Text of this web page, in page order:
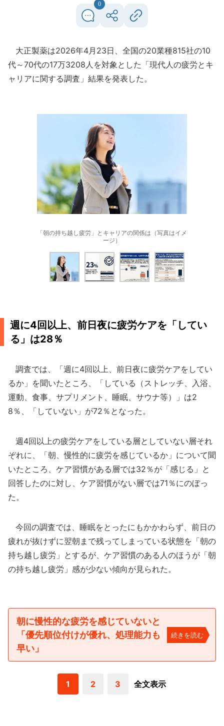
0
大正製薬は2026年4月23日、全国の20業種815社の10
代～70代の17万3208人を対象とした「現代人の疲労とキ
ャリアに関する調査」結果を発表した。
「朝の持ち越し疲労」とキャリアの関係は（写真はイメ
ージ）
週に4回以上、前日夜に疲労ケアを「してい
る」は28％
調査では、「週に4回以上、前日夜に疲労ケアをしてい
るか」を聞いたところ、「している（ストレッチ、入浴、
運動、食事、サプリメント、睡眠、サウナ等）」は2
8％、「していない」が72％となった。
週4回以上の疲労ケアをしている層としていない層それ
ぞれに、「朝、慢性的に疲労を感じているか」について聞
いたところ、ケア習慣がある層では32％が「感じる」と
回答したのに対し、ケア習慣がない層では71％にのぼっ
た。
今回の調査では、睡眠をとったにもかかわらず、前日の
疲れが抜けずに翌朝まで残ってしまっている状態を「朝の
持ち越し疲労」とするが、ケア習慣のある人のほうが「朝
の持ち越し疲労」感が少ない傾向が見られた。
朝に慢性的な疲労を感じていないと
「優先順位付けが優れ、処理能力も
早い」
続きを読む
1 2 3 全文表示